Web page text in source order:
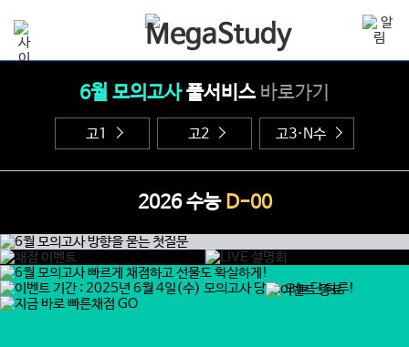
6월 모의고사풀서비스 바로가기
고1 고2 고3·N수
2026 수능 D-00